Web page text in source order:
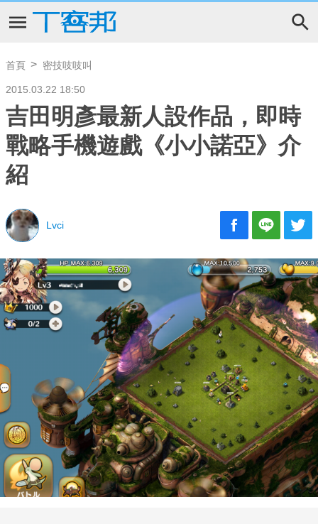
首頁 密技吱吱叫
2015.03.22 18:50
吉田明彥最新人設作品，即時
戰略手機遊戲《小小諾亞》介
紹
Lvci